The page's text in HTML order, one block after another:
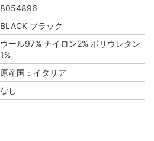
8054896
BLACK ブラック
ウール97% ナイロン2% ポリウレタン
1%
原産国：イタリア
なし